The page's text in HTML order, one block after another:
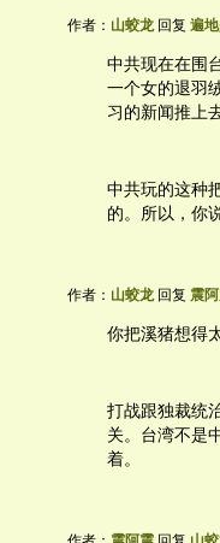
作者： 山蛟龙回复 遍
中共现在在围
一个女的退羽
习的新闻推上去
中共玩的这种
的。所以，你
作者： 山蛟龙回复 震
你把溪猪想得
打战跟独裁统
关。台湾不是
着。